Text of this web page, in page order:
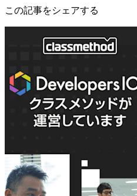
この記事をシェアする